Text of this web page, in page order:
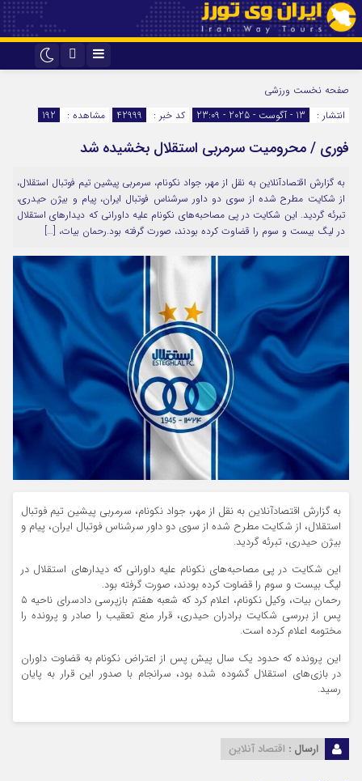
اینستاگرام
صفحه نخست ورزشی
انتشار :
13 - آگوست - 2025 - 23:09 کد خبر : 42999 مشاهده : 192
فوری / محرومیت سرمربی استقلال بخشیده شد
به گزارش اقتصادآنلاین به نقل از مهر، جواد نکونام، سرمربی پیشین تیم فوتبال استقلال،
از شکایت مطرح شده از سوی دو داور سرشناس فوتبال ایران، پیام و بیژن حیدری،
تبرئه گردید. این شکایت در پی مصاحبه‌های نکونام علیه داورانی که دیدارهای استقلال
در لیگ بیست و سوم را قضاوت کرده بودند، صورت گرفته بود.رحمان بیات، […]
به گزارش اقتصادآنلاین به نقل از مهر، جواد نکونام، سرمربی پیشین تیم فوتبال
استقلال، از شکایت مطرح شده از سوی دو داور سرشناس فوتبال ایران، پیام و
بیژن حیدری، تبرئه گردید.
این شکایت در پی مصاحبه‌های نکونام علیه داورانی که دیدارهای استقلال در
لیگ بیست و سوم را قضاوت کرده بودند، صورت گرفته بود.
رحمان بیات، وکیل نکونام، اعلام کرد که شعبه هفتم بازپرسی دادسرای ناحیه ۵
پس از بررسی شکایت برادران حیدری، قرار منع تعقیب را صادر و پرونده را
مختومه اعلام کرده است.
این پرونده که حدود یک سال پیش پس از اعتراض نکونام به قضاوت داوران
در بازی‌های استقلال گشوده شده بود، سرانجام با صدور این قرار به پایان
رسید.
ارسال : اقتصاد آنلاین